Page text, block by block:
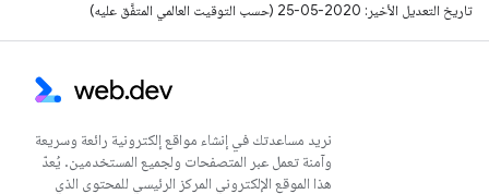
تاريخ التعديل الأخير: 2020-05-25 (حسب التوقيت العالمي المتفَّق عليه)
نريد مساعدتك في إنشاء مواقع إلكترونية رائعة وسريعة
وآمنة تعمل عبر المتصفحات ولجميع المستخدمين. يُعدّ
هذا الموقع الإلكتروني المركز الرئيسي للمحتوى الذي